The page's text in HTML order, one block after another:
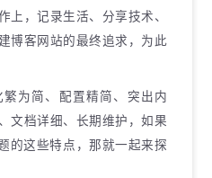
上，记录生活、分享技术、
博客网站的最终追求，为此
为简、配置精简、突出内
文档详细、长期维护，如果
的这些特点，那就一起来探